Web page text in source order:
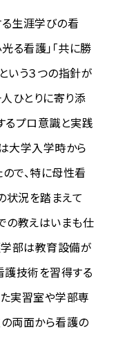
生涯学びの看
る看護」「共に勝
いう３つの指針が
ひとりに寄り添
るプロ意識と実践
大学入学時から
で、特に母性看
状況を踏まえて
の教えはいまも仕
学部は教育設備が
護技術を習得する
実習室や学部専
両面から看護の